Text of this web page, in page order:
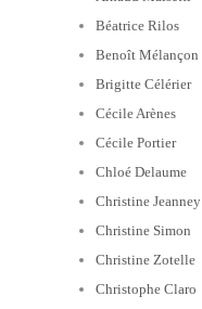
Béatrice Rilos
Benoît Mélançon
Brigitte Célérier
Cécile Arènes
Cécile Portier
Chloé Delaume
Christine Jeanney
Christine Simon
Christine Zotelle
Christophe Claro